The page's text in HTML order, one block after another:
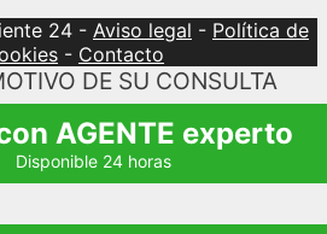
24 - Aviso legal - Política de
- Contacto
DE SU CONSULTA
AGENTE experto
Disponible 24 horas